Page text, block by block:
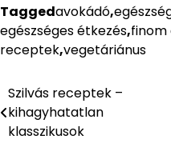
Taggedavokádó,
egészséges étkezés,
receptek,vegetáriánus
Bejegyzés
navigáció
Szilvás receptek –
kihagyhatatlan
klasszikusok